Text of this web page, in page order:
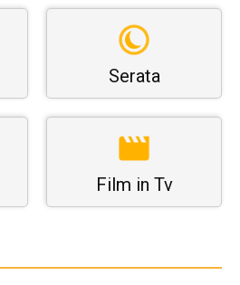
Serata
Film in Tv